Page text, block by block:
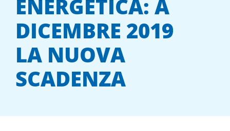
ENERGETICA: A
DICEMBRE 2019
LA NUOVA
SCADENZA